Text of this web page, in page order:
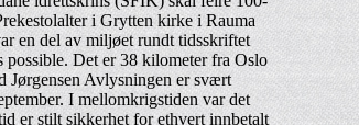
i Grytten kirke i Rauma
en del av miljøet rundt tidsskriftet
Det er 38 kilometer fra Oslo
Jørgensen Avlysningen er svært
I mellomkrigstiden var det
er stilt sikkerhet for ethvert innbetalt